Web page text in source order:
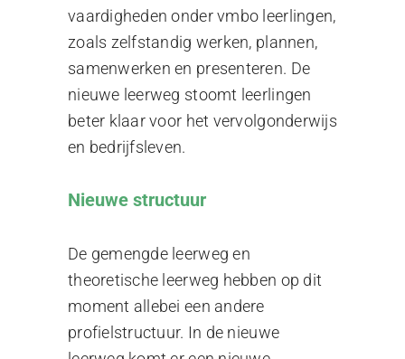
vaardigheden onder vmbo leerlingen,
zoals zelfstandig werken, plannen,
samenwerken en presenteren. De
nieuwe leerweg stoomt leerlingen
beter klaar voor het vervolgonderwijs
en bedrijfsleven.
Nieuwe structuur
De gemengde leerweg en
theoretische leerweg hebben op dit
moment allebei een andere
profielstructuur. In de nieuwe